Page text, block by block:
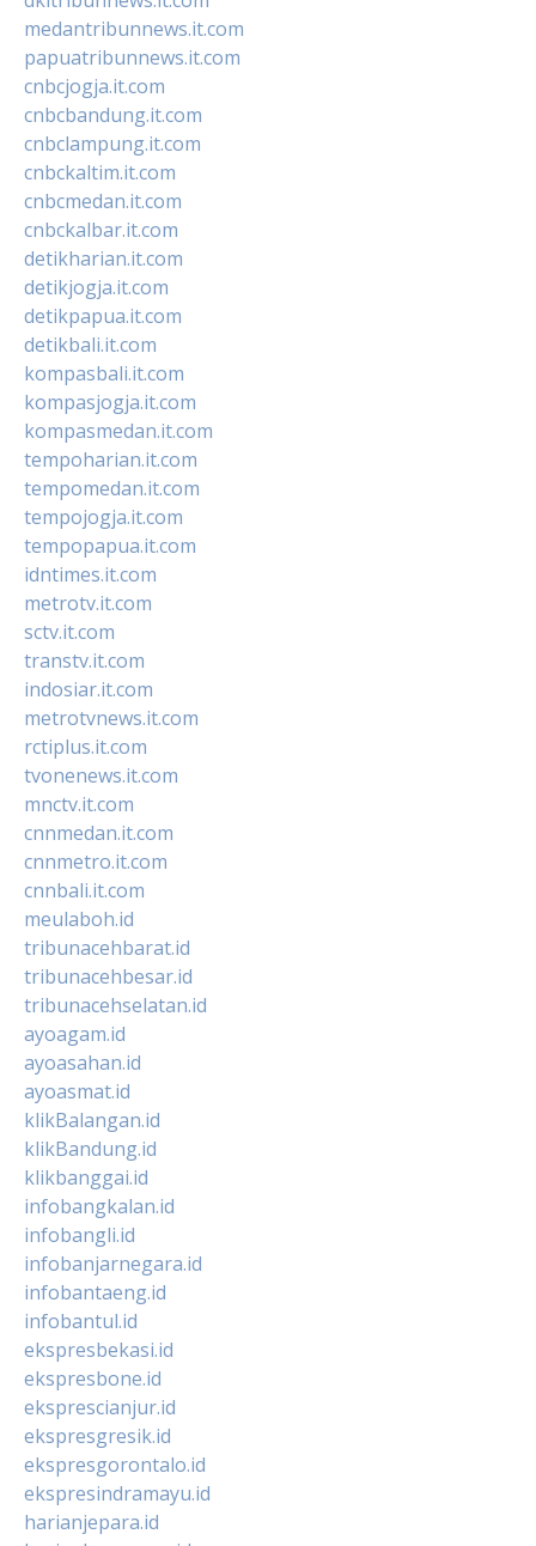
medantribunnews.it.com
papuatribunnews.it.com
cnbcjogja.it.com
cnbcbandung.it.com
cnbclampung.it.com
cnbckaltim.it.com
cnbcmedan.it.com
cnbckalbar.it.com
detikharian.it.com
detikjogja.it.com
detikpapua.it.com
detikbali.it.com
kompasbali.it.com
kompasjogja.it.com
kompasmedan.it.com
tempoharian.it.com
tempomedan.it.com
tempojogja.it.com
tempopapua.it.com
idntimes.it.com
metrotv.it.com
sctv.it.com
transtv.it.com
indosiar.it.com
metrotvnews.it.com
rctiplus.it.com
tvonenews.it.com
mnctv.it.com
cnnmedan.it.com
cnnmetro.it.com
cnnbali.it.com
meulaboh.id
tribunacehbarat.id
tribunacehbesar.id
tribunacehselatan.id
ayoagam.id
ayoasahan.id
ayoasmat.id
klikBalangan.id
klikBandung.id
klikbanggai.id
infobangkalan.id
infobangli.id
infobanjarnegara.id
infobantaeng.id
infobantul.id
ekspresbekasi.id
ekspresbone.id
eksprescianjur.id
ekspresgresik.id
ekspresgorontalo.id
ekspresindramayu.id
harianjepara.id